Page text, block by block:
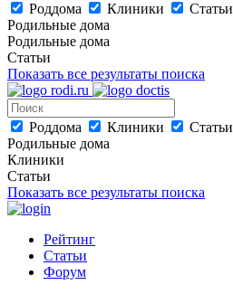
Роддома Клиники
Статьи
Родильные дома
Родильные дома
Статьи
Показать все результаты поиска
Роддома Клиники
Статьи
Родильные дома
Клиники
Статьи
Показать все результаты поиска
Рейтинг
Статьи
Форум